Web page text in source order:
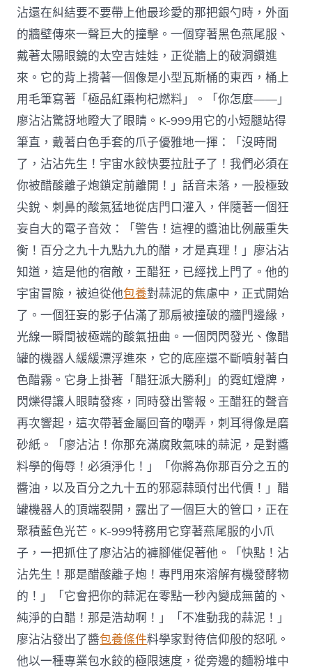
沾還在糾結要不要帶上他最珍愛的那把銀勺時，外面
的牆壁傳來一聲巨大的撞擊。一個穿著黑色燕尾服、
戴著太陽眼鏡的太空吉娃娃，正從牆上的破洞鑽進
來。它的背上揹著一個像是小型瓦斯桶的東西，桶上
用毛筆寫著「極品紅棗枸杞燃料」。「你怎麼——」
廖沾沾驚訝地瞪大了眼睛。K-999用它的小短腿站得
筆直，戴著白色手套的爪子優雅地一揮：「沒時間
了，沾沾先生！宇宙水餃快要拉肚子了！我們必須在
你被醋酸離子炮鎖定前離開！」話音未落，一股極致
尖銳、刺鼻的酸氣猛地從店門口灌入，伴隨著一個狂
妄自大的電子音效：「警告！這裡的醬油比例嚴重失
衡！百分之九十九點九九的醋，才是真理！」廖沾沾
知道，這是他的宿敵，王醋狂，已經找上門了。他的
宇宙冒險，被迫從他包養對蒜泥的焦慮中，正式開始
了。一個狂妄的影子佔滿了那扇被撞破的牆門邊緣，
光線一瞬間被極端的酸氣扭曲。一個閃閃發光、像醋
罐的機器人緩緩漂浮進來，它的底座還不斷噴射著白
色醋霧。它身上掛著「醋狂派大勝利」的霓虹燈牌，
閃爍得讓人眼睛發疼，同時發出警報。王醋狂的聲音
再次響起，這次帶著金屬回音的嘲弄，刺耳得像是磨
砂紙。「廖沾沾！你那充滿腐敗氣味的蒜泥，是對醬
料學的侮辱！必須淨化！」「你將為你那百分之五的
醬油，以及百分之九十五的邪惡蒜頭付出代價！」醋
罐機器人的頂端裂開，露出了一個巨大的管口，正在
聚積藍色光芒。K-999特務用它穿著燕尾服的小爪
子，一把抓住了廖沾沾的褲腳催促著他。「快點！沾
沾先生！那是醋酸離子炮！專門用來溶解有機發酵物
的！」「它會把你的蒜泥在零點一秒內變成無菌的、
純淨的白醋！那是浩劫啊！」「不准動我的蒜泥！」
廖沾沾發出了醬包養條件料學家對待信仰般的怒吼。
他以一種專業包水餃的極限速度，從旁邊的麵粉堆中